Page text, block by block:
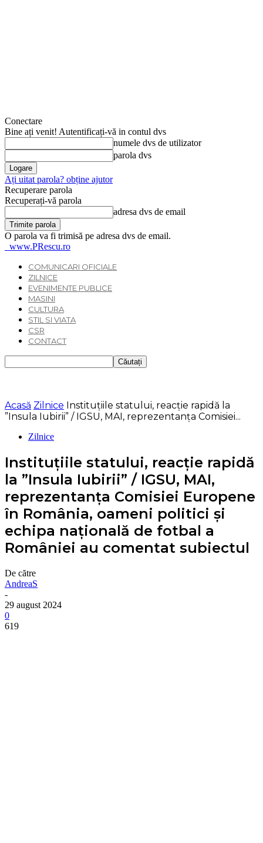
Conectare
Bine ați venit! Autentificați-vă in contul dvs
numele dvs de utilizator
parola dvs
Ați uitat parola? obține ajutor
Recuperare parola
Recuperați-vă parola
adresa dvs de email
O parola va fi trimisă pe adresa dvs de email.
www.PRescu.ro
COMUNICARI OFICIALE
ZILNICE
EVENIMENTE PUBLICE
MASINI
CULTURA
STIL SI VIATA
CSR
CONTACT
Acasă Zilnice Instituțiile statului, reacție rapidă la
”Insula Iubirii” / IGSU, MAI, reprezentanța Comisiei...
Zilnice
Instituțiile statului, reacție rapidă
la ”Insula Iubirii” / IGSU, MAI,
reprezentanța Comisiei Europene
în România, oameni politici și
echipa națională de fotbal a
României au comentat subiectul
De către
AndreaS
-
29 august 2024
0
619